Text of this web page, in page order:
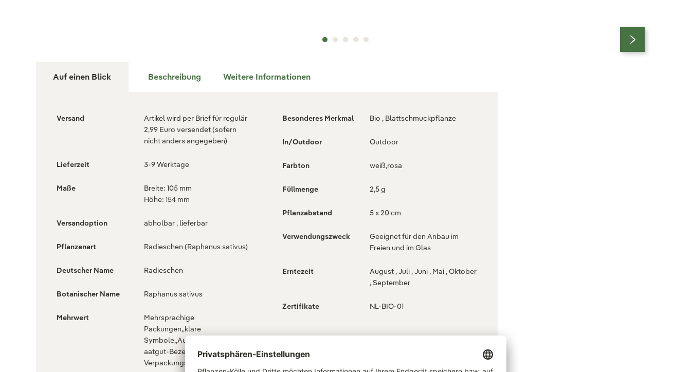
Auf einen Blick Beschreibung Weitere Informationen
Versand
Artikel wird per Brief für regulär
2,99 Euro versendet (sofern
nicht anders angegeben)
Lieferzeit 3-9 Werktage
Maße
Breite: 105 mm
Höhe: 154 mm
Versandoption abholbar , lieferbar
Pflanzenart Radieschen (Raphanus sativus)
Deutscher Name Radieschen
Botanischer Name Raphanus sativus
Mehrwert
Mehrsprachige
Packungen,,klare
Symbole,,Aussaatkalender,,Bios
aatgut-Bezeichnung,Großes
Verpackungsformat
Besonderes Merkmal Bio , Blattschmuckpflanze
In/Outdoor Outdoor
Farbton weiß,rosa
Füllmenge 2,5 g
Pflanzabstand 5 x 20 cm
Verwendungszweck
Geeignet für den Anbau im
Freien und im Glas
Erntezeit
August , Juli , Juni , Mai , Oktober
, September
Zertifikate NL-BIO-01